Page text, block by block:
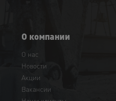
О компании
О нас
Новости
Акции
Вакансии